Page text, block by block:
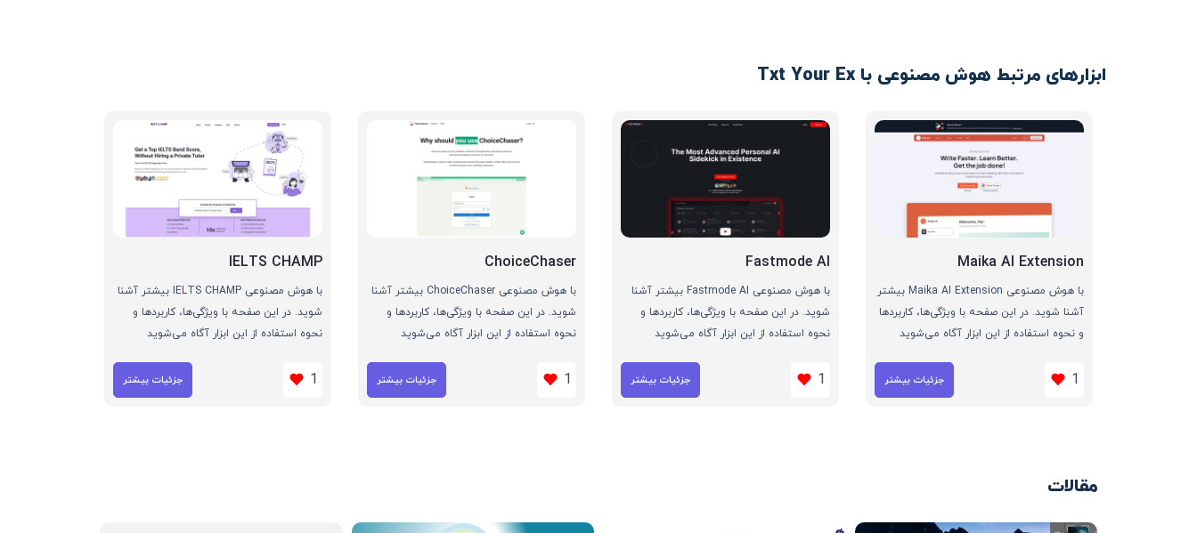
ابزارهای مرتبط هوش مصنوعی با Txt Your Ex
Maika AI Extension
با هوش مصنوعی Maika AI Extension بیشتر
آشنا شوید. در این صفحه با ویژگی‌ها، کاربردها
و نحوه استفاده از این ابزار آگاه می‌شوید
1 جزئیات بیشتر
Fastmode AI
با هوش مصنوعی Fastmode AI بیشتر آشنا
شوید. در این صفحه با ویژگی‌ها، کاربردها و
نحوه استفاده از این ابزار آگاه می‌شوید
1 جزئیات بیشتر
ChoiceChaser
با هوش مصنوعی ChoiceChaser بیشتر آشنا
شوید. در این صفحه با ویژگی‌ها، کاربردها و
نحوه استفاده از این ابزار آگاه می‌شوید
1 جزئیات بیشتر
IELTS CHAMP
با هوش مصنوعی IELTS CHAMP بیشتر آشنا
شوید. در این صفحه با ویژگی‌ها، کاربردها و
نحوه استفاده از این ابزار آگاه می‌شوید
1 جزئیات بیشتر
مقالات